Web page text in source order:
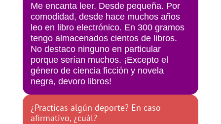
Me encanta leer. Desde pequeña. Por
comodidad, desde hace muchos años
leo en libro electrónico. En 300 gramos
tengo almacenados cientos de libros.
No destaco ninguno en particular
porque serían muchos. ¡Excepto el
género de ciencia ficción y novela
negra, devoro libros!
¿Practicas algún deporte? En caso
afirmativo, ¿cuál?